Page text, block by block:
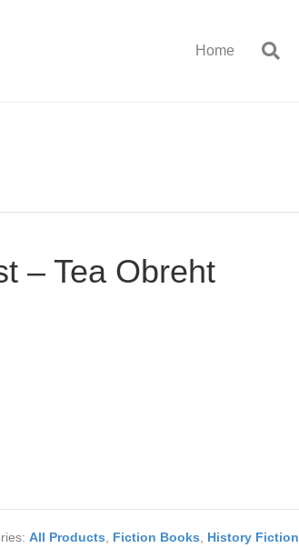
Home
– Tea Obreht
All Products Fiction Books History Fiction